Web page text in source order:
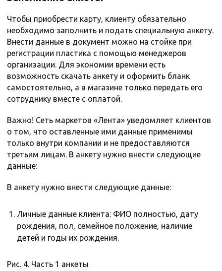
Чтобы приобрести карту, клиенту обязательно
необходимо заполнить и подать специальную анкету.
Внести данные в документ можно на стойке при
регистрации пластика с помощью менеджеров
организации. Для экономии времени есть
возможность скачать анкету и оформить бланк
самостоятельно, а в магазине только передать его
сотруднику вместе с оплатой.
Важно! Сеть маркетов «Лента» уведомляет клиентов
о том, что оставленные ими данные применимы
только внутри компании и не предоставляются
третьим лицам. В анкету нужно внести следующие
данные:
В анкету нужно внести следующие данные:
Личные данные клиента: ФИО полностью, дату
рождения, пол, семейное положение, наличие
детей и годы их рождения.
Рис. 4. Часть 1 анкеты